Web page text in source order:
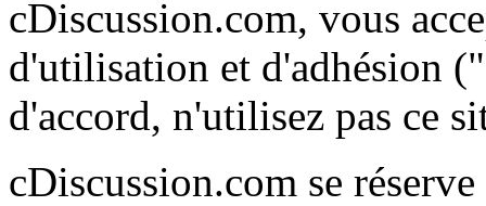
cDiscussion.com, vous
d'utilisation et d'adhésion
d'accord, n'utilisez pas ce
cDiscussion.com se